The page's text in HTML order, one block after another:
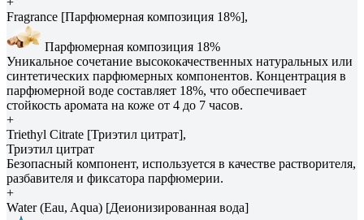
Fragrance [Парфюмерная композиция 18%],
Парфюмерная композиция 18%
Уникальное сочетание высококачественных натуральных или
синтетических парфюмерных компонентов. Концентрация в
парфюмерной воде составляет 18%, что обеспечивает
стойкость аромата на коже от 4 до 7 часов.
+
Triethyl Citrate [Триэтил цитрат],
Триэтил цитрат
Безопасный компонент, используется в качестве растворителя,
разбавителя и фиксатора парфюмерии.
+
Water (Eau, Aqua) [Деионизированная вода]